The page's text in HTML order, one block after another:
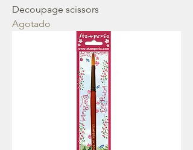
Decoupage scissors
Agotado